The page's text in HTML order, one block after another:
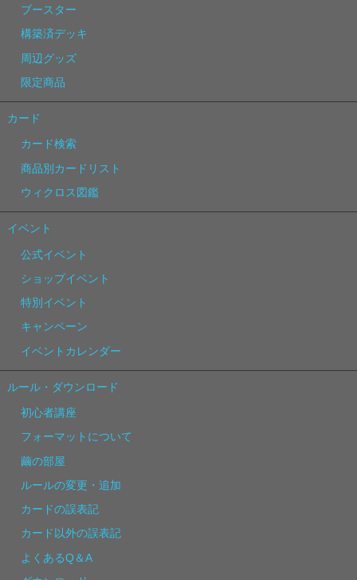
ブースター
構築済デッキ
周辺グッズ
限定商品
カード
カード検索
商品別カードリスト
ウィクロス図鑑
イベント
公式イベント
ショップイベント
特別イベント
キャンペーン
イベントカレンダー
ルール・ダウンロード
初心者講座
フォーマットについて
繭の部屋
ルールの変更・追加
カードの誤表記
カード以外の誤表記
よくあるQ＆A